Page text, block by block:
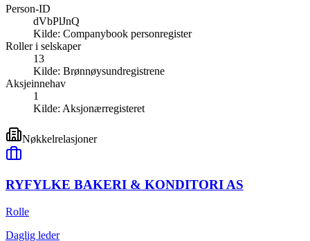
Person-ID
dVbPlJnQ
Kilde: Companybook personregister
Roller i selskaper
13
Kilde: Brønnøysundregistrene
Aksjeinnehav
1
Kilde: Aksjonærregisteret
Nøkkelrelasjoner
RYFYLKE BAKERI & KONDITORI AS
Rolle
Daglig leder